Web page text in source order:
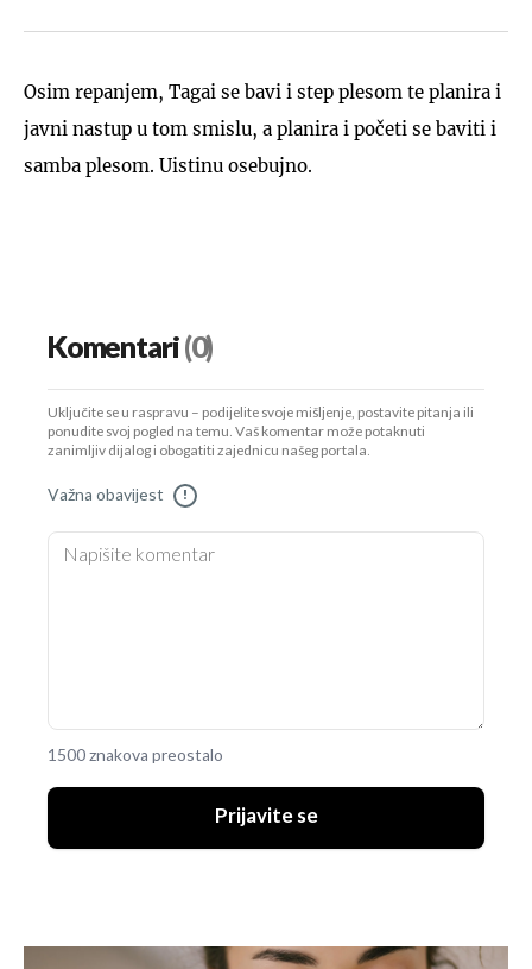
Osim repanjem, Tagai se bavi i step plesom te planira i
javni nastup u tom smislu, a planira i početi se baviti i
samba plesom. Uistinu osebujno.
Komentari(0)
Uključite se u raspravu – podijelite svoje mišljenje, postavite pitanja ili
ponudite svoj pogled na temu. Vaš komentar može potaknuti
zanimljiv dijalog i obogatiti zajednicu našeg portala.
Važna obavijest !
1500 znakova preostalo
Prijavite se